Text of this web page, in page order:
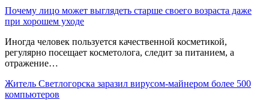
Почему лицо может выглядеть старше своего возраста даже
при хорошем уходе
Иногда человек пользуется качественной косметикой,
регулярно посещает косметолога, следит за питанием, а
отражение…
Житель Светлогорска заразил вирусом-майнером более 500
компьютеров